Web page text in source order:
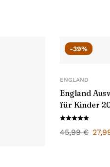
-39%
ENGLAND
England
für Kinder
45,99€